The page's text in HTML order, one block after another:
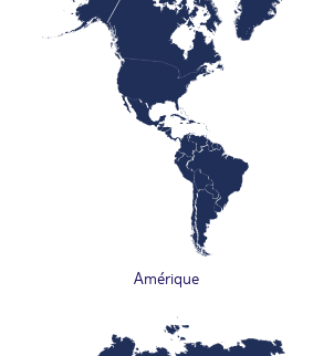
Amérique